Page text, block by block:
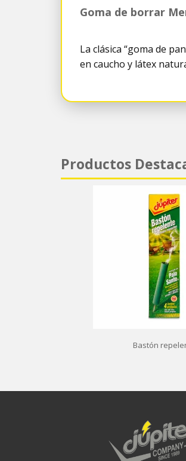
Goma de borrar
La clásica “goma de
en caucho y látex
Productos
Bastón